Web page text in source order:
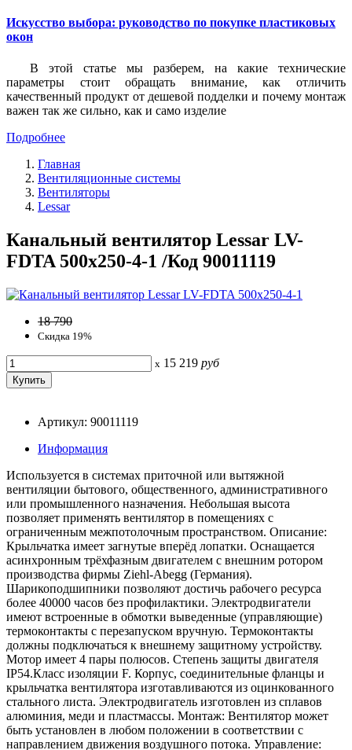
Искусство выбора: руководство по покупке пластиковых
окон
В этой статье мы разберем, на какие технические
параметры стоит обращать внимание, как отличить
качественный продукт от дешевой подделки и почему монтаж
важен так же сильно, как и само изделие
Подробнее
Главная
Вентиляционные системы
Вентиляторы
Lessar
Канальный вентилятор Lessar LV-
FDTA 500x250-4-1 /Код 90011119
18 790
Скидка 19%
x 15 219 руб
Артикул: 90011119
Информация
Используется в системах приточной или вытяжной
вентиляции бытового, общественного, административного
или промышленного назначения. Небольшая высота
позволяет применять вентилятор в помещениях с
ограниченным межпотолочным пространством. Описание:
Крыльчатка имеет загнутые вперёд лопатки. Оснащается
асинхронным трёхфазным двигателем с внешним ротором
производства фирмы Ziehl-Abegg (Германия).
Шарикоподшипники позволяют достичь рабочего ресурса
более 40000 часов без профилактики. Электродвигатели
имеют встроенные в обмотки выведенные (управляющие)
термоконтакты с перезапуском вручную. Термоконтакты
должны подключаться к внешнему защитному устройству.
Мотор имеет 4 пары полюсов. Степень защиты двигателя
IP54.Класс изоляции F. Корпус, соединительные фланцы и
крыльчатка вентилятора изготавливаются из оцинкованного
стального листа. Электродвигатель изготовлен из сплавов
алюминия, меди и пластмассы. Монтаж: Вентилятор может
быть установлен в любом положении в соответствии с
направлением движения воздушного потока. Управление: